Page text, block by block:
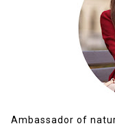
Ambassador of